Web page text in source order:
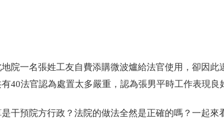
地院一名張姓工友自費添購微波爐給法官使用，卻因
有40法官認為處置太多嚴重，認為張男平時工作表現良
干預院方行政？法院的做法全然是正確的嗎？一起來